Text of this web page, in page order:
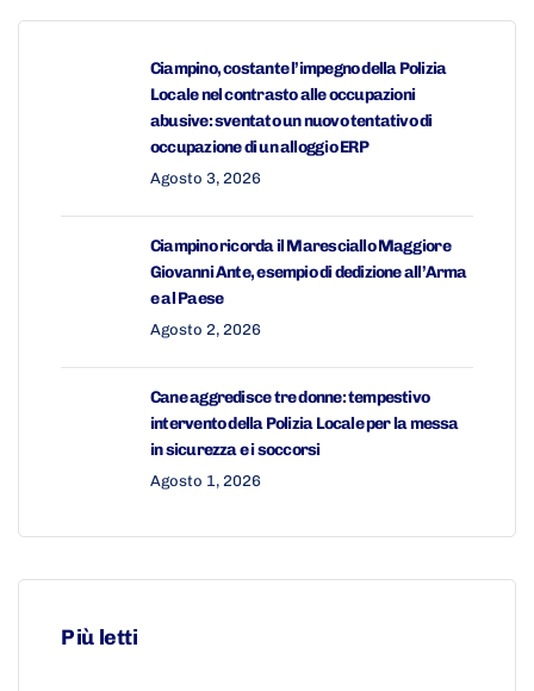
Ciampino, costante l’impegno della Polizia
Locale nel contrasto alle occupazioni
abusive: sventato un nuovo tentativo di
occupazione di un alloggio ERP
Agosto 3, 2026
Ciampino ricorda il Maresciallo Maggiore
Giovanni Ante, esempio di dedizione all’Arma
e al Paese
Agosto 2, 2026
Cane aggredisce tre donne: tempestivo
intervento della Polizia Locale per la messa
in sicurezza e i soccorsi
Agosto 1, 2026
Più letti